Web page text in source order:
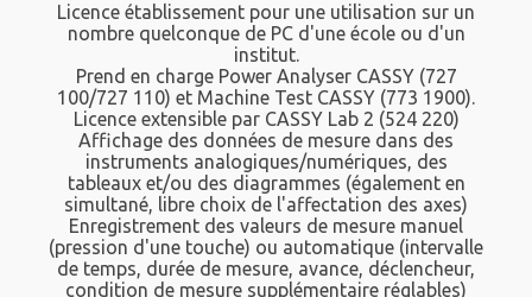
Licence établissement pour une utilisation sur un
nombre quelconque de PC d'une école ou d'un
institut.
Prend en charge Power Analyser CASSY (727
100/727 110) et Machine Test CASSY (773 1900).
Licence extensible par CASSY Lab 2 (524 220)
Affichage des données de mesure dans des
instruments analogiques/numériques, des
tableaux et/ou des diagrammes (également en
simultané, libre choix de l'affectation des axes)
Enregistrement des valeurs de mesure manuel
(pression d'une touche) ou automatique (intervalle
de temps, durée de mesure, avance, déclencheur,
condition de mesure supplémentaire réglables)